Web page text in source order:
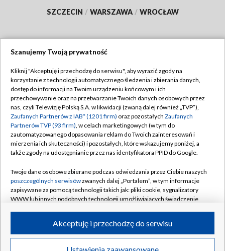
SZCZECIN / WARSZAWA / WROCŁAW
TVP
Abonament TVP
Emisja w TVP
Centrum informacji TVP
Naziemna Telewizja Cyfrowa
Rada Programowa
System NOS
Informacje o nadawcy
Program dla prasy
Regulamin TVP
Polityka prywatności
Moje zgody
Pomoc
Kontakt
Kanały
©2026 Telewizja Polska S.A. w likwidacji
Szanujemy Twoją prywatność
Kliknij "Akceptuję i przechodzę do serwisu", aby wyrazić zgody na
korzystanie z technologii automatycznego śledzenia i zbierania danych,
dostęp do informacji na Twoim urządzeniu końcowym i ich
przechowywanie oraz na przetwarzanie Twoich danych osobowych przez
nas, czyli Telewizję Polską S.A. w likwidacji (zwaną dalej również „TVP”),
Zaufanych Partnerów z IAB* (1201 firm) oraz pozostałych Zaufanych
Partnerów TVP (93 firm), w celach marketingowych (w tym do
zautomatyzowanego dopasowania reklam do Twoich zainteresowań i
mierzenia ich skuteczności) i pozostałych, które wskazujemy poniżej, a
także zgody na udostępnianie przez nas identyfikatora PPID do Google.
Twoje dane osobowe zbierane podczas odwiedzania przez Ciebie naszych
poszczególnych serwisówzwanych dalej „Portalem”, w tym informacje
zapisywane za pomocą technologii takich jak: pliki cookie, sygnalizatory
WWW lub innych podobnych technologii umożliwiających świadczenie
ruchu w Internecie.
Twoje dane osobowe zbierane podczas odwiedzania przez Ciebie
Akceptuję i przechodzę do serwisu